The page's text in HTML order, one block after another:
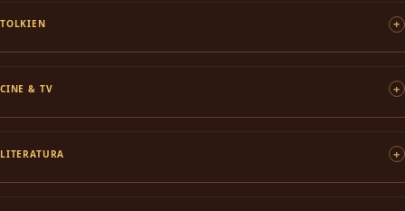
TOLKIEN
CINE & TV
LITERATURA